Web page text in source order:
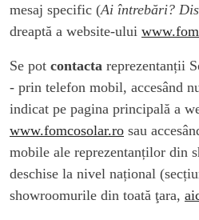
mesaj specific (Ai întrebări?
dreaptă a website-ului
Se pot contacta reprezentanții
- prin telefon mobil, accesând
indicat pe pagina principală a
www.fomcosolar.ro sau
mobile ale reprezentanților din
deschise la nivel național
showroomurile din toată ţara,